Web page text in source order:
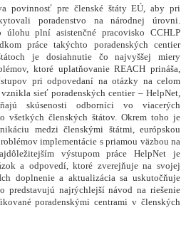
povinnosť pre členské štáty EÚ, aby pri
poradenstvo na národnej úrovni.
plní asistenčné pracovisko CCHLP
práce takýchto poradenských centier
je dosiahnutie čo najvyššej miery
ktoré uplatňovanie REACH prináša,
pri odpovedaní na otázky na celom
sieť poradenských centier – HelpNet,
skúsenosti odborníci vo viacerých
všetkých členských štátov. Okrem toho je
medzi členskými štátmi, európskou
implementácie s priamou väzbou na
výstupom práce HelpNet je
a odpovedí, ktoré zverejňuje na svojej
Ich doplnenie a aktualizácia sa uskutočňuje
predstavujú najrýchlejší návod na riešenie
poradenskými centrami v členských